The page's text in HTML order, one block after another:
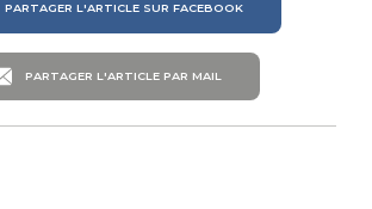
PARTAGER L'ARTICLE SUR FACEBOOK
PARTAGER L'ARTICLE PAR MAIL